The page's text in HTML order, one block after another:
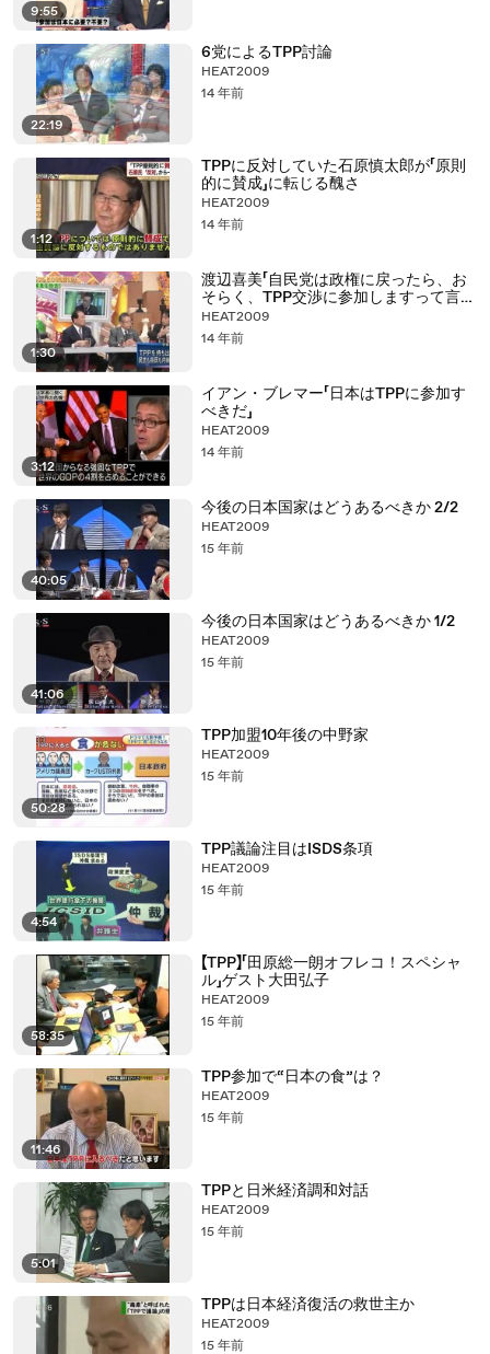
9:55
22:19
6党によるTPP討論
HEAT2009
14 年前
1:12
TPPに反対していた石原慎太郎が「原則
的に賛成」に転じる醜さ
HEAT2009
14 年前
1:30
渡辺喜美「自民党は政権に戻ったら、お
そらく、TPP交渉に参加しますって言う
んです」
HEAT2009
14 年前
3:12
イアン・ブレマー「日本はTPPに参加す
べきだ」
HEAT2009
14 年前
40:05
今後の日本国家はどうあるべきか 2/2
HEAT2009
15 年前
41:06
今後の日本国家はどうあるべきか 1/2
HEAT2009
15 年前
50:28
TPP加盟10年後の中野家
HEAT2009
15 年前
4:54
TPP議論注目はISDS条項
HEAT2009
15 年前
58:35
【TPP】「田原総一朗オフレコ！スペシャ
ル」ゲスト大田弘子
HEAT2009
15 年前
11:46
TPP参加で“日本の食”は？
HEAT2009
15 年前
5:01
TPPと日米経済調和対話
HEAT2009
15 年前
TPPは日本経済復活の救世主か
HEAT2009
15 年前